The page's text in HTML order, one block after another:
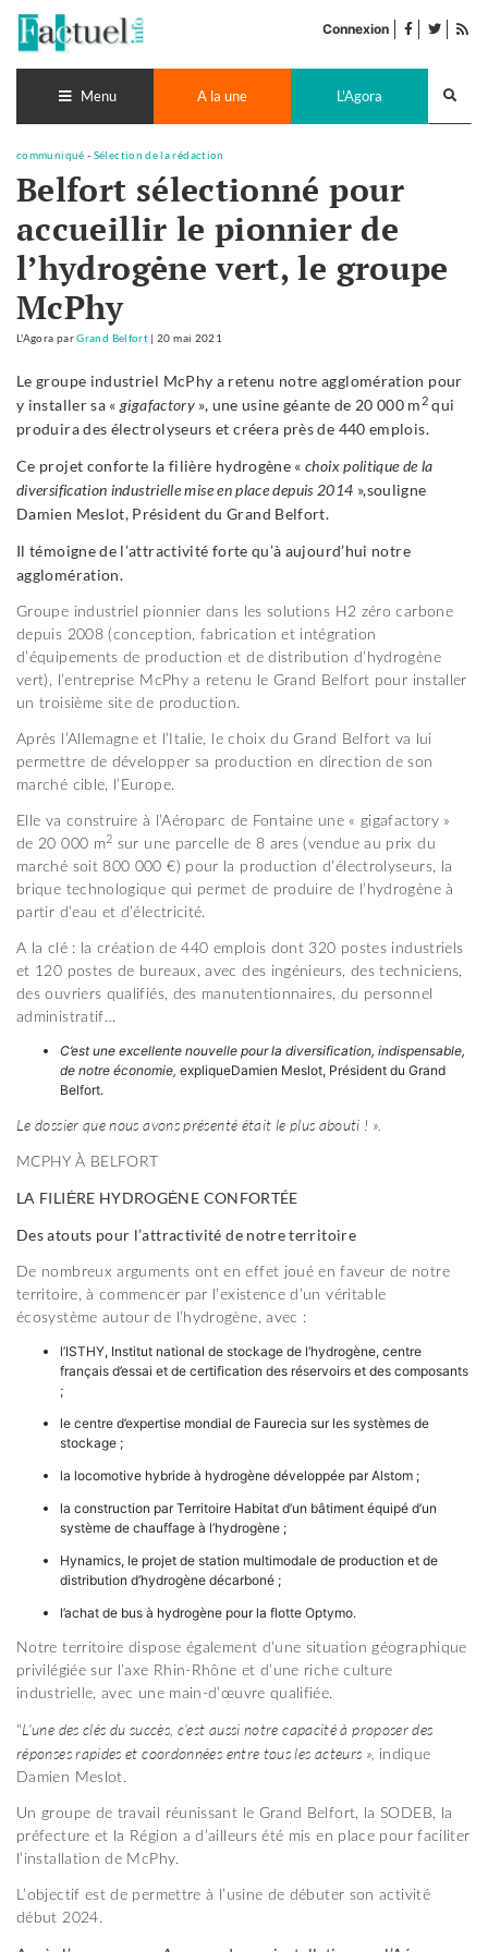
contenu
Connexion facebook
twitter
Menu A la une L'Agora
communiqué - Sélection de la rédaction
Belfort sélectionné pour
accueillir le pionnier de
l’hydrogėne vert, le groupe
McPhy
L'Agora parGrand Belfort |20 mai 2021
Le groupe industriel McPhy a retenu notre agglomération pour
y installer sa «gigafactory », une usine géante de 20 000 m 2 qui
produira des électrolyseurs et créera près de 440 emplois.
Ce projet conforte la filière hydrogène «choix politique de la
diversification industrielle mise en place depuis 2014 »,souligne
Damien Meslot, Président du Grand Belfort.
Il témoigne de l’attractivité forte qu’à aujourd’hui notre
agglomération.
Groupe industriel pionnier dans les solutions H2 zéro carbone
depuis 2008 (conception, fabrication et intégration
d’équipements de production et de distribution d’hydrogène
vert), l’entreprise McPhy a retenu le Grand Belfort pour installer
un troisième site de production.
Après l’Allemagne et l’Italie, le choix du Grand Belfort va lui
permettre de développer sa production en direction de son
marché cible, l’Europe.
Elle va construire à l’Aéroparc de Fontaine une « gigafactory »
de 20 000 m2 sur une parcelle de 8 ares (vendue au prix du
marché soit 800 000 €) pour la production d’électrolyseurs, la
brique technologique qui permet de produire de l’hydrogène à
partir d’eau et d’électricité.
A la clé : la création de 440 emplois dont 320 postes industriels
et 120 postes de bureaux, avec des ingénieurs, des techniciens,
des ouvriers qualifiés, des manutentionnaires, du personnel
administratif…
C’est une excellente nouvelle pour la diversification, indispensable,
de notre économie, expliqueDamien Meslot, Président du Grand
Belfort.
Le dossier que nous avons présenté était le plus abouti ! ».
MCPHY À BELFORT
LA FILIĖRE HYDROGĖNE CONFORTÉE
Des atouts pour l’attractivité de notre territoire
De nombreux arguments ont en effet joué en faveur de notre
territoire, à commencer par l’existence d’un véritable
écosystème autour de l’hydrogène, avec :
l’ISTHY, Institut national de stockage de l’hydrogène, centre
français d’essai et de certification des réservoirs et des composants
;
le centre d’expertise mondial de Faurecia sur les systèmes de
stockage ;
la locomotive hybride à hydrogène développée par Alstom ;
la construction par Territoire Habitat d’un bâtiment équipé d’un
système de chauffage à l’hydrogène ;
Hynamics, le projet de station multimodale de production et de
distribution d’hydrogène décarboné ;
l’achat de bus à hydrogène pour la flotte Optymo.
Notre territoire dispose également d’une situation géographique
privilégiée sur l’axe Rhin-Rhône et d’une riche culture
industrielle, avec une main-d’œuvre qualifiée.
"L’une des clés du succès, c’est aussi notre capacité à proposer des
réponses rapides et coordonnées entre tous les acteurs », indique
Damien Meslot.
Un groupe de travail réunissant le Grand Belfort, la SODEB, la
préfecture et la Région a d’ailleurs été mis en place pour faciliter
l’installation de McPhy.
L’objectif est de permettre à l’usine de débuter son activité
début 2024.